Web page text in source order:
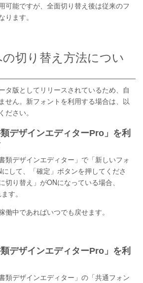
可能ですが、全面切り替え後は従来のフ
ります。
切り替え方法につい
タ版としてリリースされているため、自
せん。新フォントを利用する場合は、以
ださい。
デザインエディターPro」を利
デザインエディター」で「新しいフォ
して、「確定」ボタンを押してくださ
切り替え」がONになっている場合、
す。
働中であればいつでも戻せます。
デザインエディターPro」を利
デザインエディター」の「共通フォン